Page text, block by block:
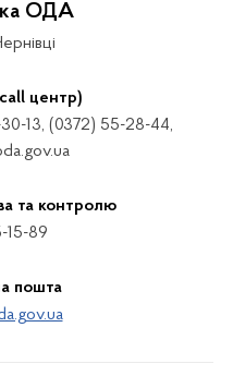
ОДА
центр)
13, (0372) 55-28-44,
та контролю
15-89
пошта